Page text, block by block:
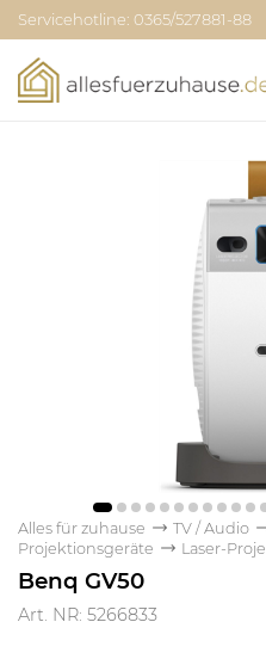
Servicehotline: 0365/527881-88
Alles für zuhause TV / Audio
Projektionsgeräte
Laser-
Benq GV50
Art. NR: 5266833